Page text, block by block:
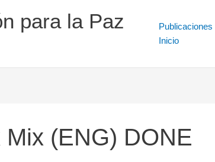
para la Paz
Publicaciones
Inicio
(ENG) DONE